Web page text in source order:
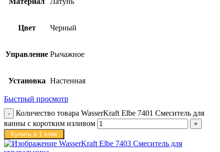
Цвет Черный
Управление Рычажное
Установка Настенная
Быстрый просмотр
Количество товара WasserKraft Elbe 7401 Смеситель для
ванны с коротким изливом
Купить в 1 клик